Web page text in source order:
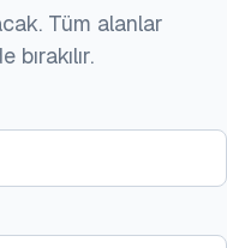
Tüm alanlar